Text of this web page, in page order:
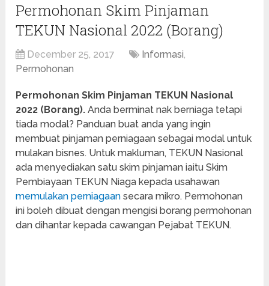
Permohonan Skim Pinjaman
TEKUN Nasional 2022 (Borang)
December 25, 2017 Informasi,
Permohonan
Permohonan Skim Pinjaman TEKUN Nasional
2022 (Borang). Anda berminat nak berniaga tetapi
tiada modal? Panduan buat anda yang ingin
membuat pinjaman perniagaan sebagai modal untuk
mulakan bisnes. Untuk makluman, TEKUN Nasional
ada menyediakan satu skim pinjaman iaitu Skim
Pembiayaan TEKUN Niaga kepada usahawan
memulakan perniagaan secara mikro. Permohonan
ini boleh dibuat dengan mengisi borang permohonan
dan dihantar kepada cawangan Pejabat TEKUN.